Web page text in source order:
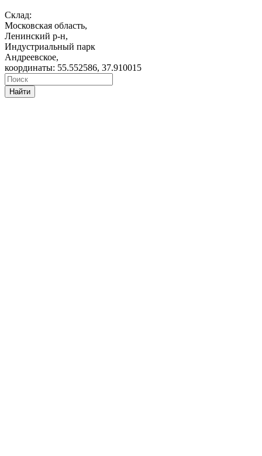
Склад:
Московская область,
Ленинский р-н,
Индустриальный парк
Андреевское,
координаты: 55.552586, 37.910015
Найти